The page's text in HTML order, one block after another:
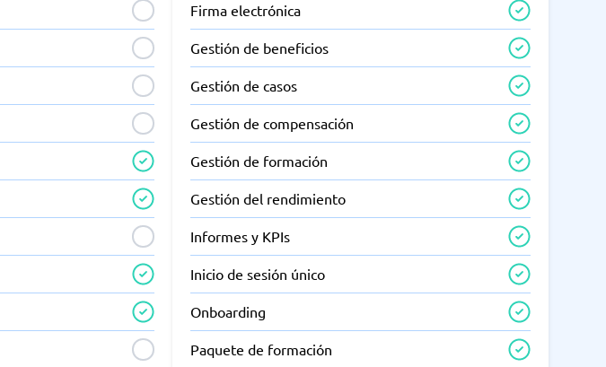
Firma electrónica
Gestión de beneficios
Gestión de casos
Gestión de compensación
Gestión de formación
Gestión del rendimiento
Informes y KPIs
Inicio de sesión único
Onboarding
Paquete de formación